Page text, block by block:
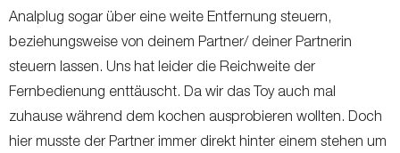
Analplug sogar über eine weite Entfernung steuern,
beziehungsweise von deinem Partner/ deiner Partnerin
steuern lassen. Uns hat leider die Reichweite der
Fernbedienung enttäuscht. Da wir das Toy auch mal
zuhause während dem kochen ausprobieren wollten. Doch
hier musste der Partner immer direkt hinter einem stehen um